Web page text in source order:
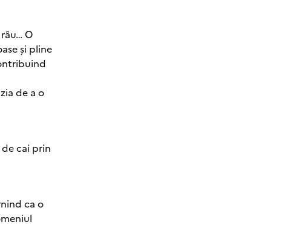
O
și pline
de a o
cai prin
ca o